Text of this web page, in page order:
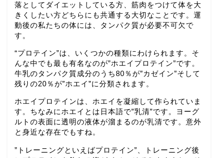
落としてダイエットしている方、筋肉をつけて体を大
きくしたい方どちらにも共通する大切なことです。運
動後の私たちの体には、タンパク質が必要不可欠で
す。
“プロテイン”は、いくつかの種類にわけられます。そ
んな中でも最も有名なのが”ホエイプロテイン”です。
牛乳のタンパク質成分のうち80％が”カゼイン”そして
残りの20％が”ホエイ”に分類されます。
ホエイプロテインは、ホエイを凝縮して作られていま
す。ちなみにホエイとは日本語で”乳清”です。ヨーグ
ルトの表面に透明の液体が溜まるのが乳清です。意外
と身近な存在でもすね。
”トレーニングといえばプロテイン”、トレーニング後